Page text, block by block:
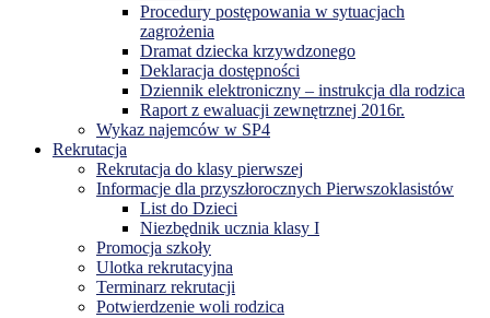
Procedury postępowania w sytuacjach
zagrożenia
Dramat dziecka krzywdzonego
Deklaracja dostępności
Dziennik elektroniczny – instrukcja dla rodzica
Raport z ewaluacji zewnętrznej 2016r.
Wykaz najemców w SP4
Rekrutacja
Rekrutacja do klasy pierwszej
Informacje dla przyszłorocznych Pierwszoklasistów
List do Dzieci
Niezbędnik ucznia klasy I
Promocja szkoły
Ulotka rekrutacyjna
Terminarz rekrutacji
Potwierdzenie woli rodzica